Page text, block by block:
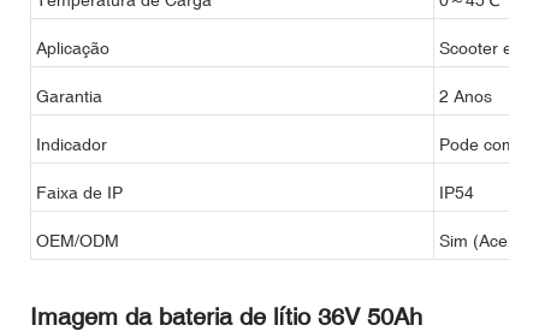
Aplicação Scooter
Garantia 2 Anos
Indicador Pode
Faixa de IP IP54
OEM/ODM Sim (Aceito)
Imagem da bateria de lítio 36V 50Ah